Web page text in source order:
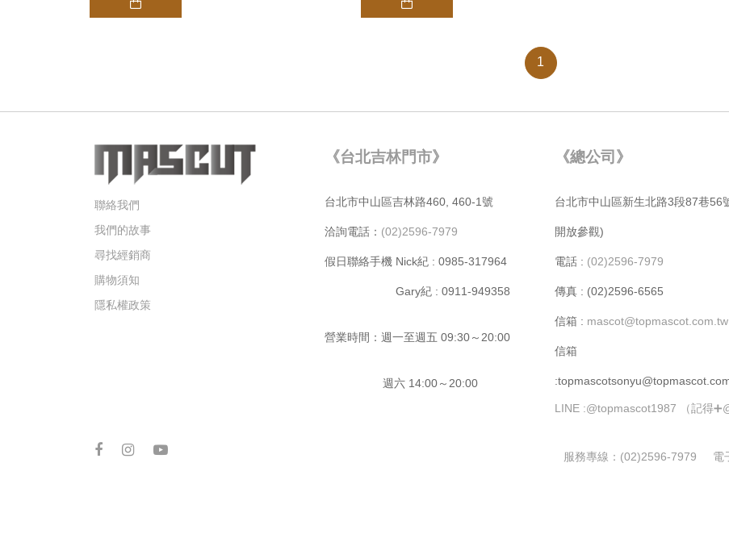
1
聯絡我們
我們的故事
尋找經銷商
購物須知
隱私權政策
《台北吉林門市》
台北市中⼭區吉林路460, 460-1號
洽詢電話： (02)2596-7979
假日聯絡手機 Nick紀 : 0985-317964
Gary紀 : 0911-949358
營業時間：週⼀⾄週五 09:30～20:00
週六 14:00～20:00
《總公司》
台北市中⼭區新⽣北路3段87巷56
開放參觀)
電話 : (02)2596-7979
傳真 : (02)2596-6565
信箱 : mascot@topmascot.com.tw
信箱
LINE :@topmascot1987 （記得
服務專線： (02)2596-7979 電